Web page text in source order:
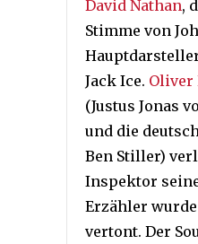
David Nathan,
Stimme von
Jack Ice. Oliver
(Justus Jonas
und die
Ben Stiller)
Inspektor
Erzähler
vertont. Der